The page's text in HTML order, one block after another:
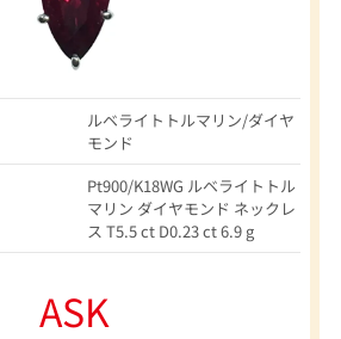
ルベライトトルマリン/ダイヤ
モンド
Pt900/K18WG ルベライトトル
マリン ダイヤモンド ネックレ
ス T5.5 ct D0.23 ct 6.9 g
ASK